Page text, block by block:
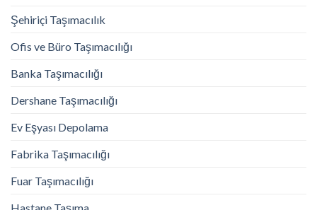
Şehiriçi Taşımacılık
Ofis ve Büro Taşımacılığı
Banka Taşımacılığı
Dershane Taşımacılığı
Ev Eşyası Depolama
Fabrika Taşımacılığı
Fuar Taşımacılığı